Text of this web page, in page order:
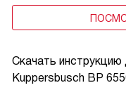
Скачать
Kuppersbusch BP